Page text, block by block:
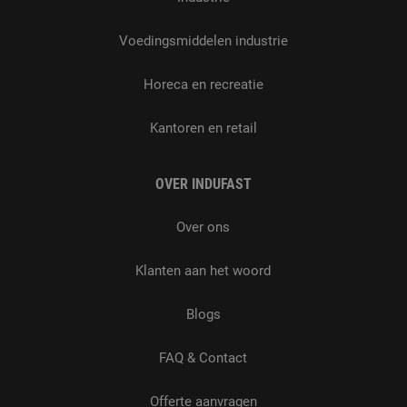
Voedingsmiddelen industrie
Horeca en recreatie
Kantoren en retail
OVER INDUFAST
Over ons
Klanten aan het woord
Blogs
FAQ & Contact
Offerte aanvragen